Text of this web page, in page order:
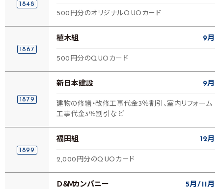
1848
500円分のオリジナルQUOカード
1867
植木組 9月
500円分のQUOカード
1879
新日本建設 9月
建物の修繕・改修工事代金3％割引、室内リフォーム
工事代金3％割引など
1899
福田組 12月
2,000円分のQUOカード
Ｄ＆Ｍカンパニー 5月 11月